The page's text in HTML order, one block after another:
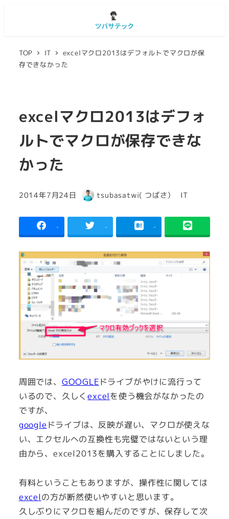
TOP IT
excelマクロ2013はデフォルトでマクロが保
存できなかった
excelマクロ2013はデフォ
ルトでマクロが保存できな
かった
投稿日
2014年7月24日
著
tsubasatwi( つばさ） カテゴリー
IT
- - -
周囲では、 GOOGLEドライブがやけに流行って
いるので、久しくexcelを使う機会がなかったの
ですが、
google ドライブは、反映が遅い、マクロが使えな
い、エクセルへの互換性も完璧ではないという理
由から、excel2013を購入することにしました。
有料ということもありますが、操作性に関しては
excelの方が断然使いやすいと思います。
久しぶりにマクロを組んだのですが、保存して次